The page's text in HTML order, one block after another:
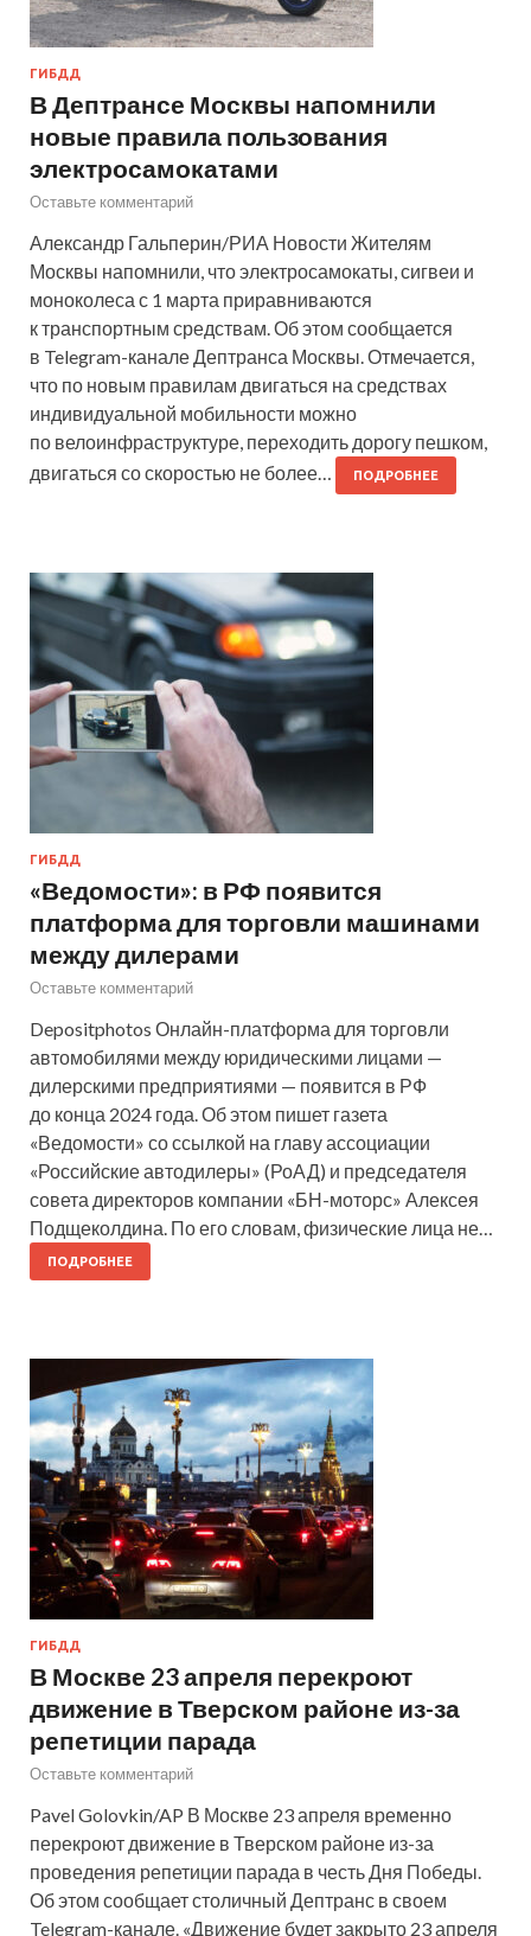
ГИБДД
В Дептрансе Москвы напомнили
новые правила пользования
электросамокатами
Оставьте комментарий
Александр Гальперин/РИА Новости Жителям
Москвы напомнили, что электросамокаты, сигвеи и
моноколеса с 1 марта приравниваются
к транспортным средствам. Об этом сообщается
в Telegram-канале Дептранса Москвы. Отмечается,
что по новым правилам двигаться на средствах
индивидуальной мобильности можно
по велоинфраструктуре, переходить дорогу пешком,
двигаться со скоростью не более…
ПОДРОБНЕЕ
ГИБДД
«Ведомости»: в РФ появится
платформа для торговли машинами
между дилерами
Оставьте комментарий
Depositphotos Онлайн-платформа для торговли
автомобилями между юридическими лицами —
дилерскими предприятиями — появится в РФ
до конца 2024 года. Об этом пишет газета
«Ведомости» со ссылкой на главу ассоциации
«Российские автодилеры» (РоАД) и председателя
совета директоров компании «БН-моторс» Алексея
Подщеколдина. По его словам, физические лица не…
ПОДРОБНЕЕ
ГИБДД
В Москве 23 апреля перекроют
движение в Тверском районе из-за
репетиции парада
Оставьте комментарий
Pavel Golovkin/AP В Москве 23 апреля временно
перекроют движение в Тверском районе из-за
проведения репетиции парада в честь Дня Победы.
Об этом сообщает столичный Дептранс в своем
Telegram-канале. «Движение будет закрыто 23 апреля